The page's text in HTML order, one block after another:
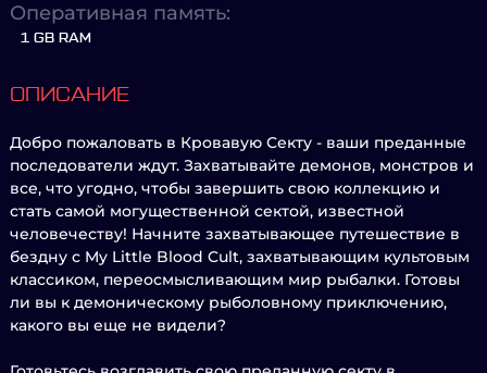
Оперативная память:
1 GB RAM
ОПИСАНИЕ
Добро пожаловать в Кровавую Секту - ваши преданные
последователи ждут. Захватывайте демонов, монстров и
все, что угодно, чтобы завершить свою коллекцию и
стать самой могущественной сектой, известной
человечеству! Начните захватывающее путешествие в
бездну с My Little Blood Cult, захватывающим культовым
классиком, переосмысливающим мир рыбалки. Готовы
ли вы к демоническому рыболовному приключению,
какого вы еще не видели?